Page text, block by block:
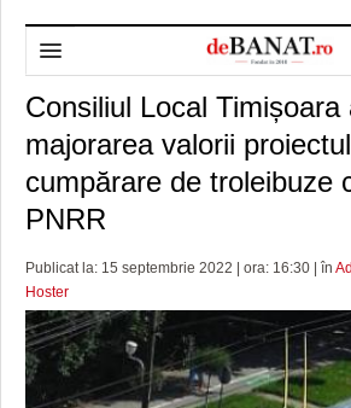
HOME
DESPRE NOI
ADMINISTRAȚIE
POLITICĂ
FOTBAL JUDETEAN
ALTE SPORTURI
OPINII
DOSARELE DEBANAT
ETICA LUCIDITĂȚII ASISTATE
TIMP LIBER ȘI CULTURĂ
TIMP LIBER
ECONOMIC
Consiliul Local Timișoara
majorarea valorii
cumpărare de troleibuze
PNRR
Publicat la: 15 septembrie 2022 | ora: 16:30 | în
Hoster